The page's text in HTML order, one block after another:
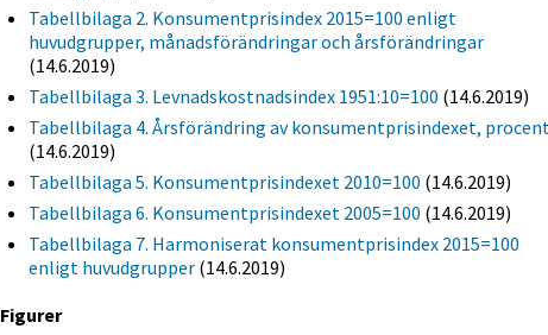
Tabellbilaga 2. Konsumentprisindex 2015=100 enligt
huvudgrupper, månadsförändringar och årsförändringar
(14.6.2019)
Tabellbilaga 3. Levnadskostnadsindex 1951:10=100 (14.6.2019)
Tabellbilaga 4. Årsförändring av konsumentprisindexet,
(14.6.2019)
Tabellbilaga 5. Konsumentprisindexet 2010=100 (14.6.2019)
Tabellbilaga 6. Konsumentprisindexet 2005=100 (14.6.2019)
Tabellbilaga 7. Harmoniserat konsumentprisindex 2015=100
enligt huvudgrupper (14.6.2019)
Figurer